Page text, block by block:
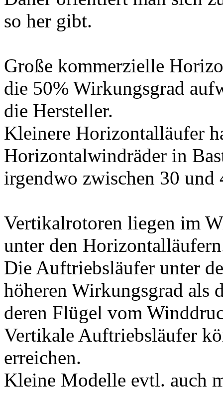
so her gibt.
Große kommerzielle
die 50% Wirkungsgrad
die Hersteller.
Kleinere Horizontalläufer
Horizontalwindräder in
irgendwo zwischen 30 und
Vertikalrotoren liegen im
unter den
Die Auftriebsläufer unter
höheren Wirkungsgrad als
deren Flügel vom
Vertikale Auftriebsläufer
erreichen.
Kleine Modelle evtl. auch